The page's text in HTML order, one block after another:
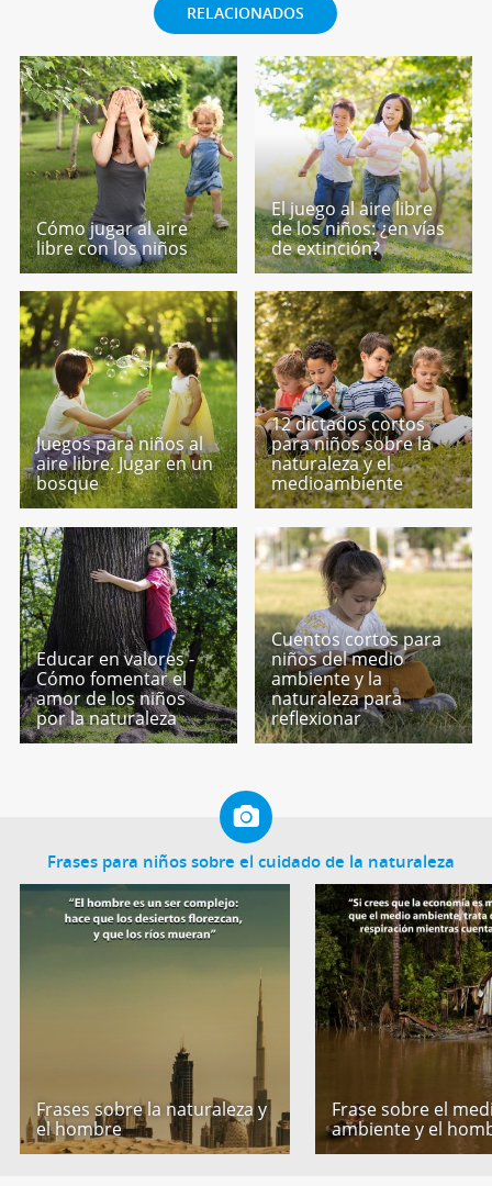
RELACIONADOS
Cómo jugar al aire
libre con los niños
El juego al aire libre
de los niños: ¿en vías
de extinción?
Juegos para niños al
aire libre. Jugar en un
bosque
12 dictados cortos
para niños sobre la
naturaleza y el
medioambiente
Educar en valores -
Cómo fomentar el
amor de los niños
por la naturaleza
Cuentos cortos para
niños del medio
ambiente y la
naturaleza para
reflexionar
Frases para niños sobre el cuidado de la naturaleza
Frases sobre la naturaleza y
el hombre
Frase sobre el
ambiente y el